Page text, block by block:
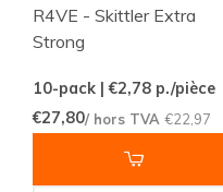
R4VE - Skittler Extra
Strong
10-pack | €2,78 p./pièce
€27,80/ hors TVA €22,97